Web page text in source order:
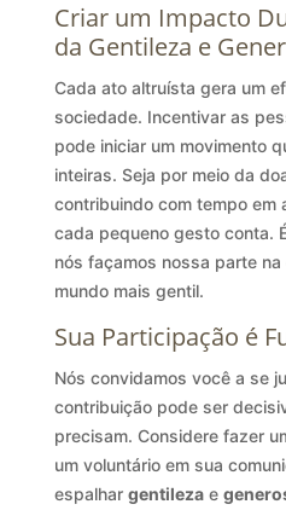
Criar um Impacto
da Gentileza e
Cada ato altruísta gera um
sociedade. Incentivar as
pode iniciar um movimento
inteiras. Seja por meio da
contribuindo com tempo em
cada pequeno gesto conta.
nós façamos nossa parte
mundo mais gentil.
Sua Participação é
Nós convidamos você a se
contribuição pode ser
precisam. Considere fazer
um voluntário em sua
espalhar gentilezae